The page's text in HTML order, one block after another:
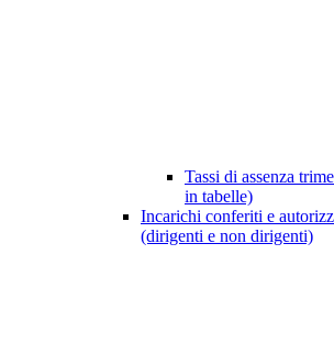
Tassi di assenza
in tabelle)
Incarichi conferiti e
(dirigenti e non dirigenti)